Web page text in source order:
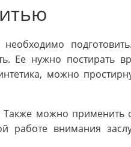
Ее нужно постирать
можно
Также можно применить
работе внимания